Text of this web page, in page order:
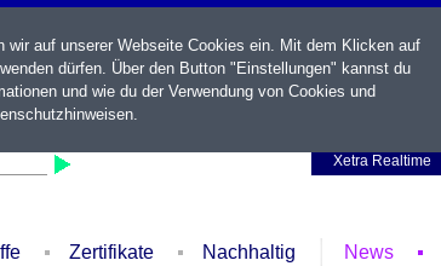
Xetra Realtime
Zertifikate Nachhaltig News
auf unserer Webseite Cookies ein. Mit dem Klicken auf
dürfen. Über den Button "Einstellungen" kannst du
und wie du der Verwendung von Cookies und
.